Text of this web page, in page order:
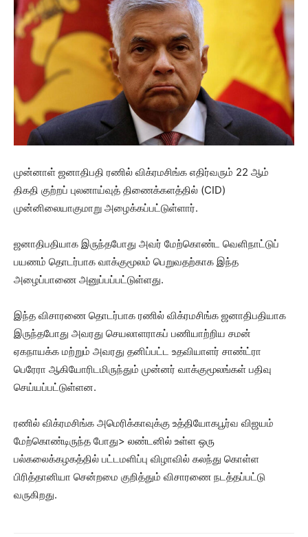
முன்னாள் ஜனாதிபதி ரணில் விக்ரமசிங்க எதிர்வரும் 22 ஆம்
திகதி குற்றப் புலனாய்வுத் திணைக்களத்தில் (CID)
முன்னிலையாகுமாறு அழைக்கப்பட்டுள்ளார்.
ஜனாதிபதியாக இருந்தபோது அவர் மேற்கொண்ட வெளிநாட்டுப்
பயணம் தொடர்பாக வாக்குமூலம் பெறுவதற்காக இந்த
அழைப்பாணை அனுப்பப்பட்டுள்ளது.
இந்த விசாரணை தொடர்பாக ரணில் விக்ரமசிங்க ஜனாதிபதியாக
இருந்தபோது அவரது செயலாளராகப் பணியாற்றிய சமன்
ஏகநாயக்க மற்றும் அவரது தனிப்பட்ட உதவியாளர் சாண்ட்ரா
பெரேரா ஆகியோரிடமிருந்தும் முன்னர் வாக்குமூலங்கள் பதிவு
செய்யப்பட்டுள்ளன.
ரணில் விக்ரமசிங்க அமெரிக்காவுக்கு உத்தியோகபூர்வ விஜயம்
மேற்கொண்டிருந்த போது> லண்டனில் உள்ள ஒரு
பல்கலைக்கழகத்தில் பட்டமளிப்பு விழாவில் கலந்து கொள்ள
பிரித்தானியா சென்றமை குறித்தும் விசாரணை நடத்தப்பட்டு
வருகிறது.